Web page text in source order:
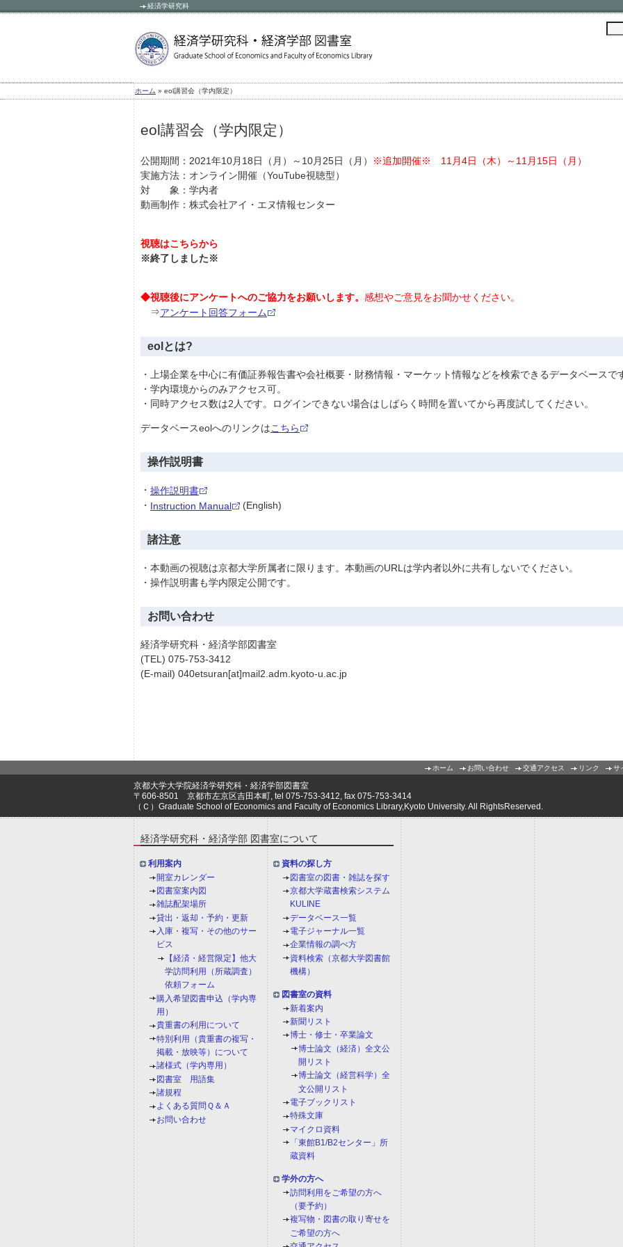
経済学研究科
ホーム » eol講習会（学内限定）
eol講習会（学内限定）
公開期間：2021年10月18日（月）～10月25日（月）
※追加開催※ 11月4日（木）～11月15日（月）
実施方法：オンライン開催（YouTube視聴型）
対 象：学内者
動画制作：株式会社アイ・エヌ情報センター
視聴はこちらから
※終了しました※
◆視聴後にアンケートへのご協力をお願いします。 感想やご意見をお聞かせください。
⇒アンケート回答フォーム
eolとは?
・上場企業を中心に有価証券報告書や会社概要・財務情報・マーケット情報などを検索できるデータベースで
・学内環境からのみアクセス可。
・同時アクセス数は2人です。ログインできない場合はしばらく時間を置いてから再度試してください。
データベースeolへのリンクはこちら
操作説明書
・ 操作説明書
・ Instruction Manual (English)
諸注意
・本動画の視聴は京都大学所属者に限ります。本動画のURLは学内者以外に共有しないでください。
・操作説明書も学内限定公開です。
お問い合わせ
経済学研究科・経済学部図書室
(TEL) 075-753-3412
(E-mail) 040etsuran[at]mail2.adm.kyoto-u.ac.jp
ホーム お問い合わせ 交通アクセス リンク サ
京都大学大学院経済学研究科・経済学部図書室
〒606-8501 京都市左京区吉田本町, tel 075-753-3412, fax 075-753-3414
（Ｃ）Graduate School of Economics and Faculty of Economics Library,Kyoto University. All RightsReserved.
経済学研究科・経済学部 図書室について
利用案内
開室カレンダー
図書室案内図
雑誌配架場所
貸出・返却・予約・更新
入庫・複写・その他のサー
ビス
【経済・経営限定】他大
学訪問利用（所蔵調査）
依頼フォーム
購入希望図書申込（学内専
用）
貴重書の利用について
特別利用（貴重書の複写・
掲載・放映等）について
諸様式（学内専用）
図書室 用語集
諸規程
よくある質問Ｑ＆Ａ
お問い合わせ
資料の探し方
図書室の図書・雑誌を探す
京都大学蔵書検索システム
KULINE
データベース一覧
電子ジャーナル一覧
企業情報の調べ方
資料検索（京都大学図書館
機構）
図書室の資料
新着案内
新聞リスト
博士・修士・卒業論文
博士論文（経済）全文公
開リスト
博士論文（経営科学）全
文公開リスト
電子ブックリスト
特殊文庫
マイクロ資料
「東館B1/B2センター」所
蔵資料
学外の方へ
訪問利用をご希望の方へ
（要予約）
複写物・図書の取り寄せを
ご希望の方へ